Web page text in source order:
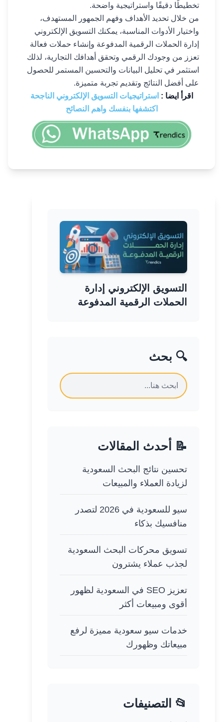
تخطيطًا دقيقًا واستراتيجية واضحة.
من خلال تحديد الأهداف وفهم الجمهور المستهدف،
واختيار الأدوات المناسبة، يمكنك التسويق الإلكتروني
إدارة الحملات الرقمية المدفوعة وإنشاء حملات فعالة
تعزز من وجودك الرقمي وتحقق أهدافك التجارية، لذلك
استثمر في تحليل البيانات والتحسين المستمر للحصول
على أفضل النتائج وتقديم تجربة متميزة.
اقرأ ايضا : استراتيجيات التسويق الإلكتروني الناجحة
اكتشفها بنفسك واهم النصائح
التسويق الإلكتروني إدارة
الحملات الرقمية المدفوعة
🔍 بحث
📝 أحدث المقالات
تحسين نتائج البحث السعودية
لزيادة العملاء والمبيعات
سيو للسعودية في 2026 لتصدر
منافسيك بذكاء
تسويق محركات البحث السعودية
لجذب عملاء يشترون
تعزيز SEO في السعودية لظهور
أقوى ومبيعات أكثر
خدمات سيو سعودية مميزة لرفع
مبيعاتك وظهورك
📂 التصنيفات